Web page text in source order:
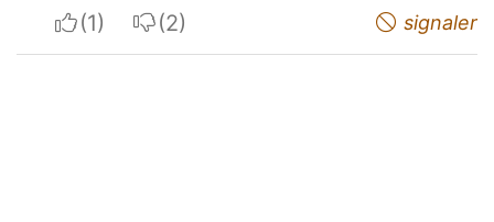
I apreciateI do not appreciate signaler